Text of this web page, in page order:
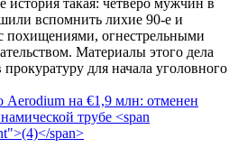
вспомнить лихие 90-е и
похищениями, огнестрельными
Материалы этого дела
для начала уголовного